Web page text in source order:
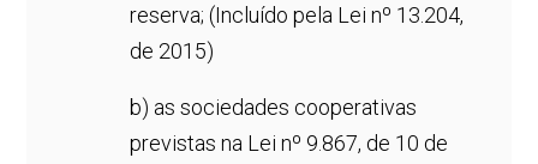
reserva; (Incluído pela Lei nº 13.204,
de 2015)
b) as sociedades cooperativas
previstas na Lei nº 9.867, de 10 de